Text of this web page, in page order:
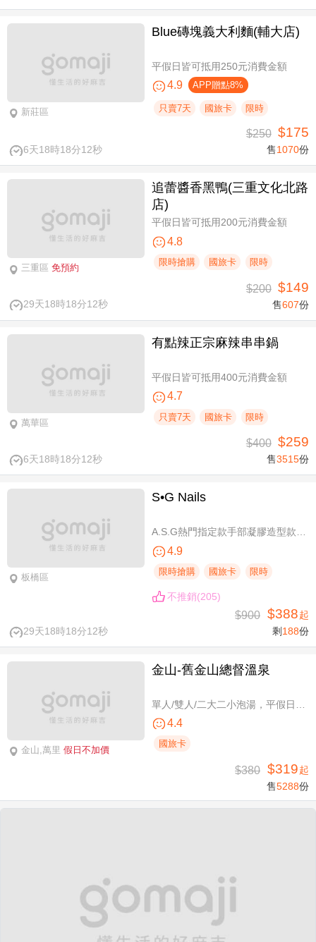
新莊區
Blue磚塊義大利麵(輔大店)
平假日皆可抵用250元消費金額
4.9 APP贈點8%
只賣7天 國旅卡 限時
6天18時18分12秒
$250 $175
售1070份
三重區 免預約
追蕾醬香黑鴨(三重文化北路
店)
平假日皆可抵用200元消費金額
4.8
限時搶購 國旅卡 限時
29天18時18分12秒
$200 $149
售607份
萬華區
有點辣正宗麻辣串串鍋
平假日皆可抵用400元消費金額
4.7
只賣7天 國旅卡 限時
6天18時18分12秒
$400 $259
售3515份
板橋區
S•G Nails
A.S.G熱門指定款手部凝膠造型款110選1+輕保養(款式不定期更換，可換色) / B.約會過節好心情S.G 風格系-足部凝膠造型款110選1+輕保養(款式不定期更換，可換色) / C.簡簡單單好穿搭！手部凝膠上色+輕保養 / D.脫掉襪子不尷尬！足部凝膠上色+輕保養
4.9
限時搶購 國旅卡 限時
不推銷(205)
29天18時18分12秒
$900 $388起
剩 188份
金山,萬里 假日不加價
金山-舊金山總督溫泉
4.4
國旅卡
$380 $319起
售5288份